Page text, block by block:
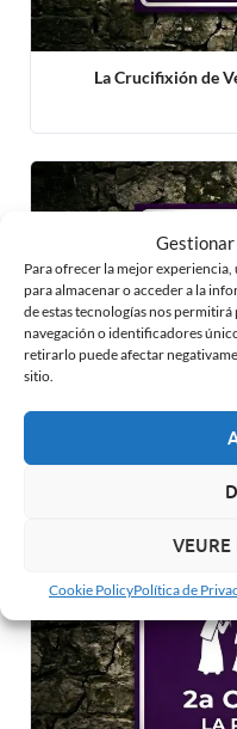
Para ofrecer la mejor
para almacenar o acceder a la
de estas tecnologías nos
navegación o identificadores
retirarlo puede afectar
sitio.
VEURE
Cookie PolicyPolítica de
La Crucifixión de
La Tercera Caída: El